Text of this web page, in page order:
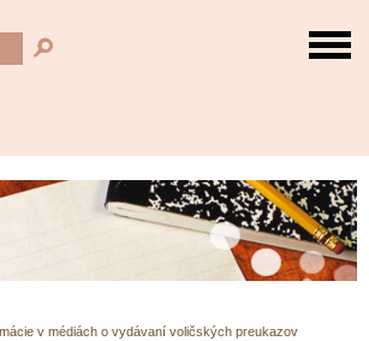
v médiách o vydávaní voličských preukazov